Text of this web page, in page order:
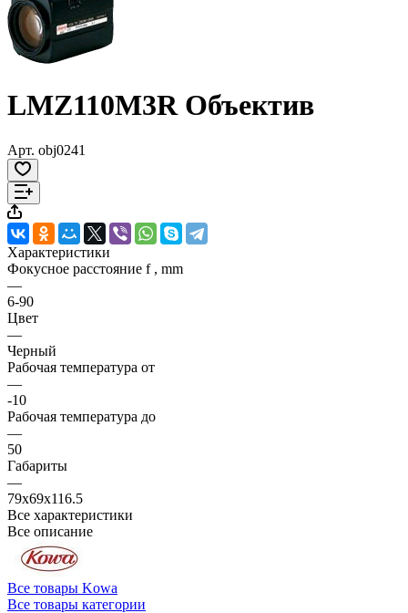
LMZ110M3R Объектив
Арт. obj0241
Характеристики
Фокусное расстояние f , mm
—
6-90
Цвет
—
Черный
Рабочая температура от
—
-10
Рабочая температура до
—
50
Габариты
—
79x69x116.5
Все характеристики
Все описание
Все товары Kowa
Все товары категории